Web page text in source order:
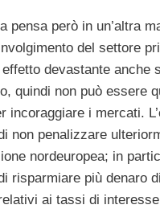
pensa però in un’altra
del settore
devastante anche
quindi non può essere
incoraggiare i mercati.
non penalizzare
nordeuropea; in
risparmiare più denaro
ai tassi di